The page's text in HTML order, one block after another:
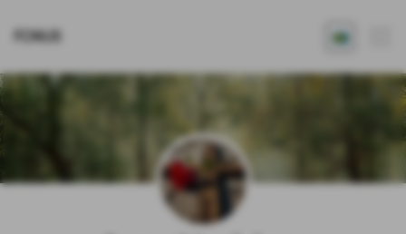
FONUS